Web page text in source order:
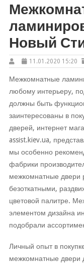
Новый
11.01.2020 15:20
Межкомнатные
любому интерьеру,
должны быть
заинтересованы в
дверей, интернет
assist.kiev.ua,
мы особенно
фабрики
межкомнатные двери
безоткатными,
цветовой палитре.
элементом дизайна
подобрали
Личный опыт в
межкомнатные двери